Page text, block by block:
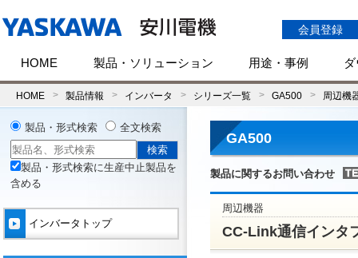
会員登録
HOME 製品・ソリューション 用途・事例
HOME 製品情報 インバータ シリーズ一覧 GA500 周辺機
GA500
製品に関するお問い合わせ
周辺機器
CC-Link通信インタ
製品・形式検索 全文検索
製品・形式検索に生産中止製品を
含める
インバータトップ